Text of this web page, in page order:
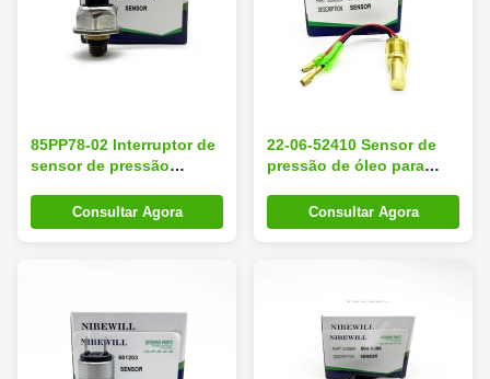
85PP78-02 Interruptor de
sensor de pressão
DX255 Excavadora
Consultar Agora
22-06-52410 Sensor de
pressão de óleo para
carregamento de
escavadeiras
Consultar Agora